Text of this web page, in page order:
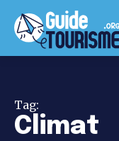
Tag:
Climat